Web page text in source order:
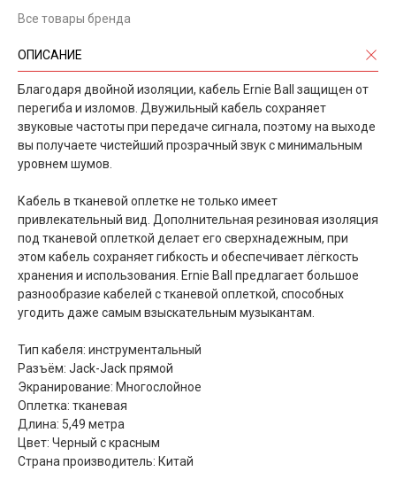
Все товары бренда
ОПИСАНИЕ
Благодаря двойной изоляции, кабель Ernie Ball защищен от
перегиба и изломов. Двужильный кабель сохраняет
звуковые частоты при передаче сигнала, поэтому на выходе
вы получаете чистейший прозрачный звук с минимальным
уровнем шумов.
Кабель в тканевой оплетке не только имеет
привлекательный вид. Дополнительная резиновая изоляция
под тканевой оплеткой делает его сверхнадежным, при
этом кабель сохраняет гибкость и обеспечивает лёгкость
хранения и использования. Ernie Ball предлагает большое
разнообразие кабелей с тканевой оплеткой, способных
угодить даже самым взыскательным музыкантам.
Тип кабеля: инструментальный
Разъём: Jack-Jack прямой
Экранирование: Многослойное
Оплетка: тканевая
Длина: 5,49 метра
Цвет: Черный с красным
Страна производитель: Китай